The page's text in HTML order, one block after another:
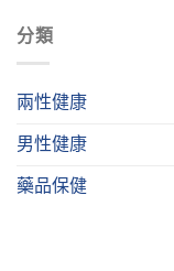
分類
兩性健康
男性健康
藥品保健